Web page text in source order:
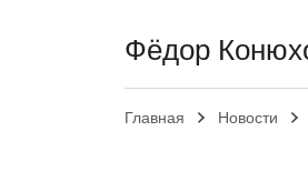
Фёдор
Главная Новости